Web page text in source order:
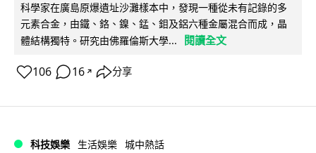
科學家在廣島原爆遺址沙灘樣本中，發現一種從未有記錄的多
元素合金，由鐵、鉻、鎳、錳、鉬及鋁六種金屬混合而成，晶
體結構獨特。研究由佛羅倫斯大學...
閱讀全文
106 16 ↗ 分享
科技娛樂 生活娛樂 城中熱話